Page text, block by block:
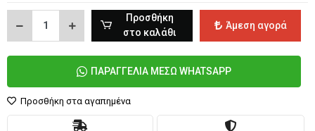
Προσθήκη
στο καλάθι
Άμεση αγορά
ΠΑΡΑΓΓΕΛΙΑ ΜΕΣΩ WHATSAPP
Προσθήκη στα αγαπημένα